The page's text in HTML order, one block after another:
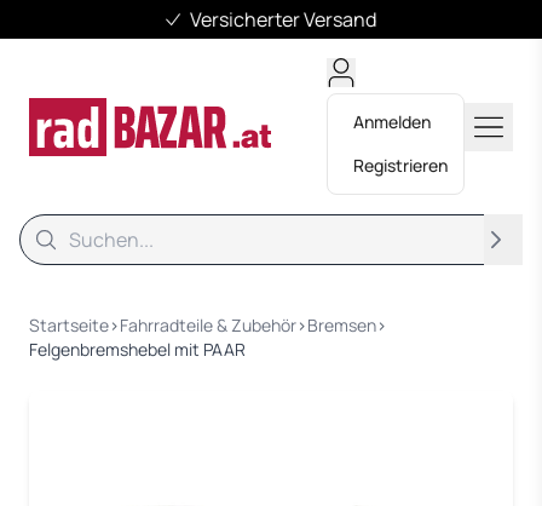
Versicherter Versand
Anmelden
Registrieren
Suche
Startseite›Fahrradteile & Zubehör›Bremsen›
Felgenbremshebel mit PAAR